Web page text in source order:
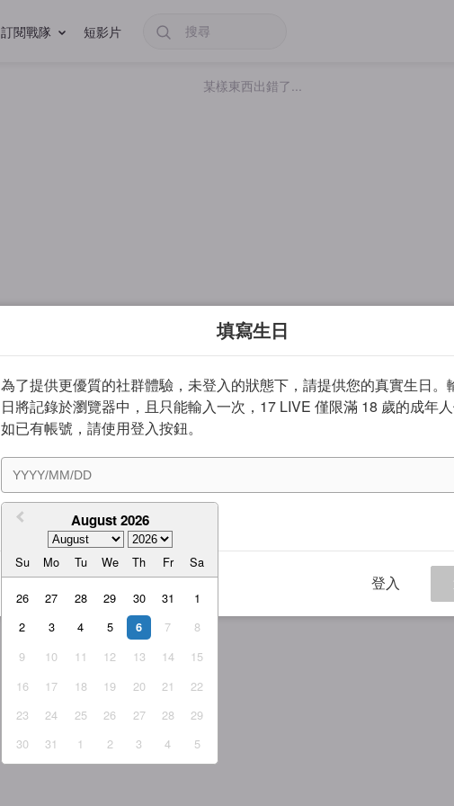
訂閱戰隊 短影片
某樣東西出錯了...
填寫生日
為了提供更優質的社群體驗，未登入的狀態下，請提供您的真實生日。
日將記錄於瀏覽器中，且只能輸入一次，17 LIVE 僅限滿 18 歲的成年人
如已有帳號，請使用登入按鈕。
August 2026
Su Mo Tu We Th Fr Sa
26 27 28 29 30 31
1
2
3 4 5 6 7
8
9
10 11 12 13 14
15
16
17 18 19 20 21
22
23
24 25 26 27 28
29
30
31 1 2 3 4 5
我同意 服務條款與隱私權政策
登入